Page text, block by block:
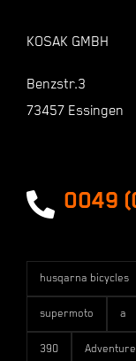
KOSAK GMBH
Benzstr.3
73457 Essingen
0049
husqarna bicycles
supermoto a
390 Adventure